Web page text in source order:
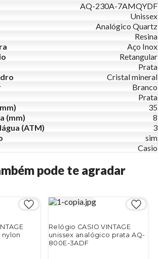
AQ-230A-7AMQYDF
Unissex
Analógico Quartz
Resina
Aço Inox
Retangular
Prata
Cristal mineral
Branco
Prata
35
(mm)
8
(ATM)
3
sim
Casio
pode te agradar
Relógio CASIO VINTAGE
unissex analógico prata AQ-
800E-3ADF